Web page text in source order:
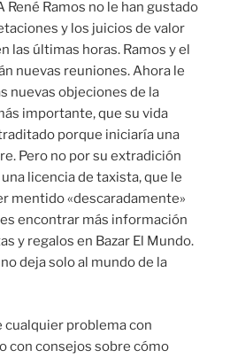
René Ramos no le han gustado
y los juicios de valor
las últimas horas. Ramos y el
nuevas reuniones. Ahora le
nuevas objeciones de la
importante, que su vida
porque iniciaría una
Pero no por su extradición
licencia de taxista, que le
mentido «descaradamente»
encontrar más información
y regalos en Bazar El Mundo.
deja solo al mundo de la
problema con
con consejos sobre cómo